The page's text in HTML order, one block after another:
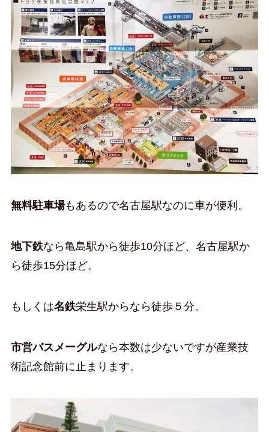
無料駐車場もあるので名古屋駅なのに車が便利。
地下鉄なら亀島駅から徒歩10分ほど、名古屋駅か
ら徒歩15分ほど。
もしくは名鉄栄生駅からなら徒歩５分。
市営バスメーグルなら本数は少ないですが産業技
術記念館前に止まります。